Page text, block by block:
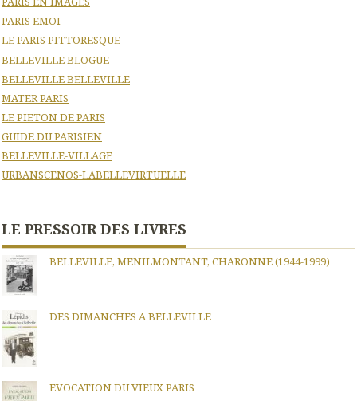
PARIS EMOI
LE PARIS PITTORESQUE
BELLEVILLE BLOGUE
BELLEVILLE BELLEVILLE
MATER PARIS
LE PIETON DE PARIS
GUIDE DU PARISIEN
BELLEVILLE-VILLAGE
URBANSCENOS-LABELLEVIRTUELLE
LE PRESSOIR DES LIVRES
BELLEVILLE, MENILMONTANT, CHARONNE (1944-1999)
DES DIMANCHES A BELLEVILLE
EVOCATION DU VIEUX PARIS